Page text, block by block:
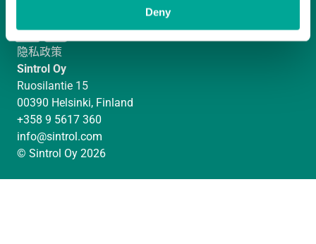
Deny
i
n
k
e
d
I
n
n
a
g
r
a
m
o
b
e
隐私政策
Sintrol Oy
Ruosilantie 15
00390 Helsinki, Finland
+358 9 5617 360
info@sintrol.com
© Sintrol Oy 2026